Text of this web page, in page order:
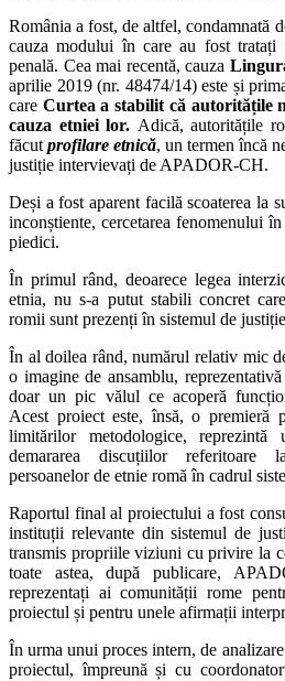
România a fost, de altfel, condamnată
cauza modului în care au fost
penală. Cea mai recentă, cauza
aprilie 2019 (nr. 48474/14) este și
care Curtea a stabilit că autoritățile
cauza etniei lor. Adică, autoritățile
făcut profilare etnică, un termen încă
justiție intervievați de APADOR-CH.
Deși a fost aparent facilă scoaterea la
inconștiente, cercetarea fenomenului
piedici.
În primul rând, deoarece legea
etnia, nu s-a putut stabili concret
romii sunt prezenți în sistemul de
În al doilea rând, numărul relativ mic
o imagine de ansamblu,
doar un pic vălul ce acoperă
Acest proiect este, însă, o premieră
limitărilor metodologice,
demararea discuțiilor referitoare
persoanelor de etnie romă în cadrul
Raportul final al proiectului a fost
instituții relevante din sistemul de
transmis propriile viziuni cu privire la
toate astea, după publicare,
reprezentați ai comunității rome
proiectul și pentru unele afirmații
În urma unui proces intern, de
proiectul, împreună și cu